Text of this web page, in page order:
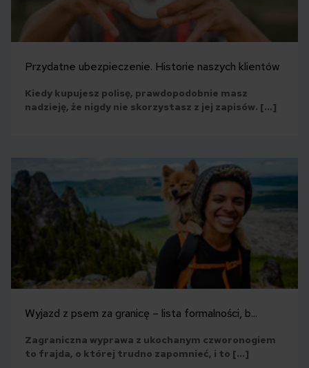
Przydatne ubezpieczenie. Historie naszych klientów
Kiedy kupujesz polisę, prawdopodobnie masz
nadzieję, że nigdy nie skorzystasz z jej zapisów. […]
Wyjazd z psem za granicę – lista formalności, b...
Zagraniczna wyprawa z ukochanym czworonogiem
to frajda, o której trudno zapomnieć, i to […]